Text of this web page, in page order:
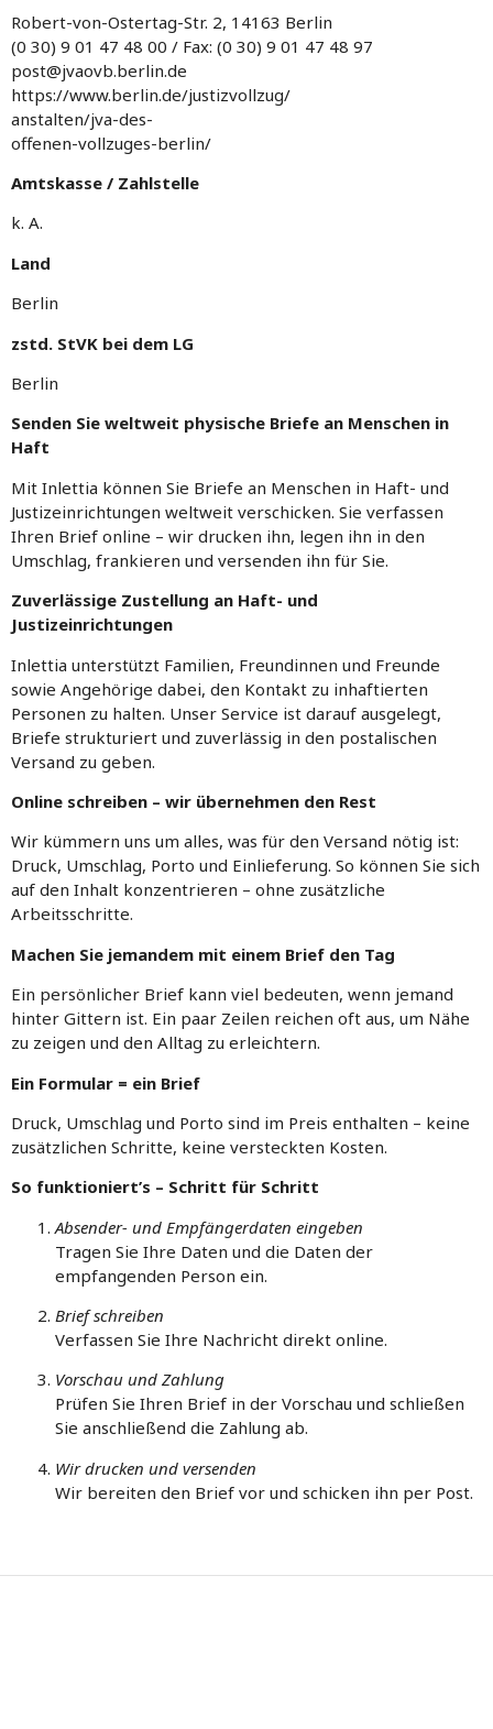
Robert-von-Ostertag-Str. 2, 14163 Berlin
(0 30) 9 01 47 48 00 / Fax: (0 30) 9 01 47 48 97
post@jvaovb.berlin.de
https://www.berlin.de/justizvollzug/
anstalten/jva-des-
offenen-vollzuges-berlin/
Amtskasse / Zahlstelle
k. A.
Land
Berlin
zstd. StVK bei dem LG
Berlin
Senden Sie weltweit physische Briefe an Menschen in
Haft
Mit Inlettia können Sie Briefe an Menschen in Haft- und
Justizeinrichtungen weltweit verschicken. Sie verfassen
Ihren Brief online – wir drucken ihn, legen ihn in den
Umschlag, frankieren und versenden ihn für Sie.
Zuverlässige Zustellung an Haft- und
Justizeinrichtungen
Inlettia unterstützt Familien, Freundinnen und Freunde
sowie Angehörige dabei, den Kontakt zu inhaftierten
Personen zu halten. Unser Service ist darauf ausgelegt,
Briefe strukturiert und zuverlässig in den postalischen
Versand zu geben.
Online schreiben – wir übernehmen den Rest
Wir kümmern uns um alles, was für den Versand nötig ist:
Druck, Umschlag, Porto und Einlieferung. So können Sie sich
auf den Inhalt konzentrieren – ohne zusätzliche
Arbeitsschritte.
Machen Sie jemandem mit einem Brief den Tag
Ein persönlicher Brief kann viel bedeuten, wenn jemand
hinter Gittern ist. Ein paar Zeilen reichen oft aus, um Nähe
zu zeigen und den Alltag zu erleichtern.
Ein Formular = ein Brief
Druck, Umschlag und Porto sind im Preis enthalten – keine
zusätzlichen Schritte, keine versteckten Kosten.
So funktioniert’s – Schritt für Schritt
Absender- und Empfängerdaten eingeben
Tragen Sie Ihre Daten und die Daten der
empfangenden Person ein.
Brief schreiben
Verfassen Sie Ihre Nachricht direkt online.
Vorschau und Zahlung
Prüfen Sie Ihren Brief in der Vorschau und schließen
Sie anschließend die Zahlung ab.
Wir drucken und versenden
Wir bereiten den Brief vor und schicken ihn per Post.